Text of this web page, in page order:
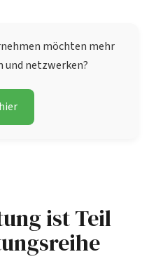
möchten mehr
und netzwerken?
ist Teil